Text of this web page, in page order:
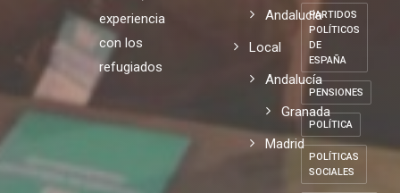
experiencia
con los
refugiados
Andalucia
Local
Andalucía
Granada
Madrid
PARTIDOS
POLÍTICOS
DE
ESPAÑA
PENSIONES
POLÍTICA
POLÍTICAS
SOCIALES